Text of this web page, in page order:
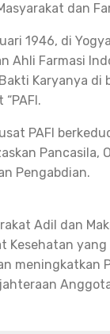
dan
1946, di
Ahli Farmasi
Karyanya di
PAFI
Pancasila,
Pengabdian.
Adil dan
Kesehatan
meningkatkan